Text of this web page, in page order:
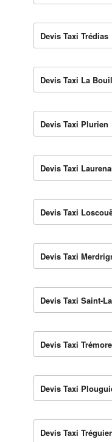
Devis Taxi Trédias
Devis Taxi La
Devis Taxi Plurien
Devis Taxi
Devis Taxi
Devis Taxi
Devis Taxi Saint-
Devis Taxi
Devis Taxi
Devis Taxi Tréguier